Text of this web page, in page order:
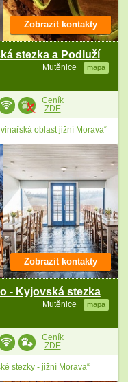
stezka a Podluží
Mutěnice mapa
Zobrazit kontakty
Ceník
ZDE
oblast jižní Morava“
- Kyjovská stezka
Mutěnice mapa
Zobrazit kontakty
Ceník
ZDE
stezky - jižní Morava“